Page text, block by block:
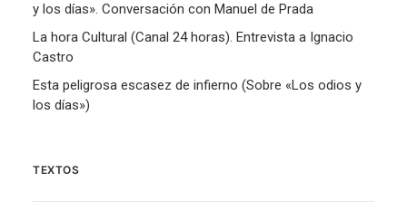
y los días». Conversación con Manuel de Prada
La hora Cultural (Canal 24 horas). Entrevista a Ignacio
Castro
Esta peligrosa escasez de infierno (Sobre «Los odios y
los días»)
TEXTOS